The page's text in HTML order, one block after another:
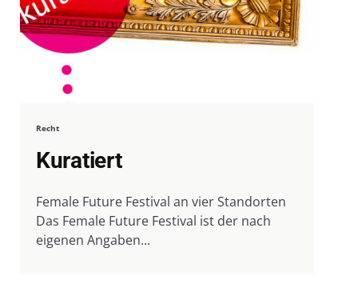
Recht
Kuratiert
Female Future Festival an vier Standorten
Das Female Future Festival ist der nach
eigenen Angaben...